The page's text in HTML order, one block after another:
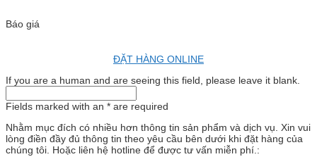
Báo giá
ĐẶT HÀNG ONLINE
If you are a human and are seeing this field, please leave it blank.
Fields marked with an * are required
Nhằm mục đích có nhiều hơn thông tin sản phẩm và dịch vụ. Xin vui
lòng điền đầy đủ thông tin theo yêu cầu bên dưới khi đặt hàng của
chúng tôi. Hoặc liên hệ hotline để được tư vấn miễn phí.: